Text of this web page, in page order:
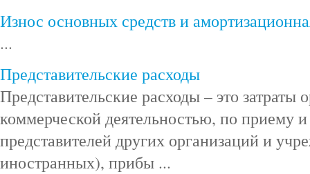
Износ основных средств и
...
Представительские расходы
Представительские расходы – это затраты
коммерческой деятельностью, по приему
представителей других организаций и
иностранных), прибы ...